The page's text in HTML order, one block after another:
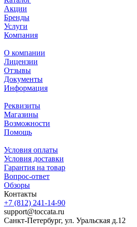
Акции
Бренды
Услуги
Компания
О компании
Лицензии
Отзывы
Документы
Информация
Реквизиты
Магазины
Возможности
Помощь
Условия оплаты
Условия доставки
Гарантия на товар
Вопрос-ответ
Обзоры
Контакты
+7 (812) 241-14-90
support@toccata.ru
Санкт-Петербург, ул. Уральская д.12